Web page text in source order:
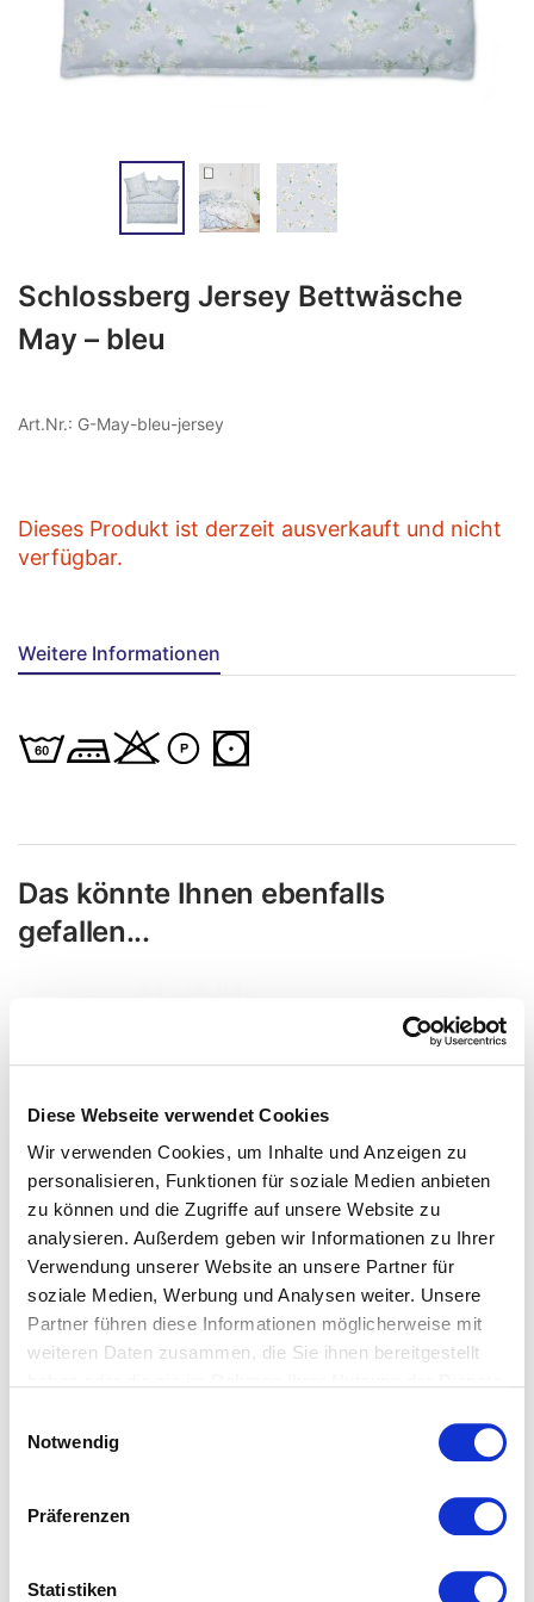
Diese Webseite verwendet Cookies
Wir verwenden Cookies, um Inhalte und Anzeigen zu
personalisieren, Funktionen für soziale Medien anbieten
zu können und die Zugriffe auf unsere Website zu
analysieren. Außerdem geben wir Informationen zu Ihrer
Verwendung unserer Website an unsere Partner für
soziale Medien, Werbung und Analysen weiter. Unsere
Partner führen diese Informationen möglicherweise mit
weiteren Daten zusammen, die Sie ihnen bereitgestellt
Notwendig
Präferenzen
Statistiken
Schlossberg Jersey Bettwäsche
May – bleu
Art.Nr.: G-May-bleu-jersey
Dieses Produkt ist derzeit ausverkauft und nicht
verfügbar.
Weitere Informationen
Das könnte Ihnen ebenfalls
gefallen...
Kissenbezüge Satin –
Kissenbezüge Satin –